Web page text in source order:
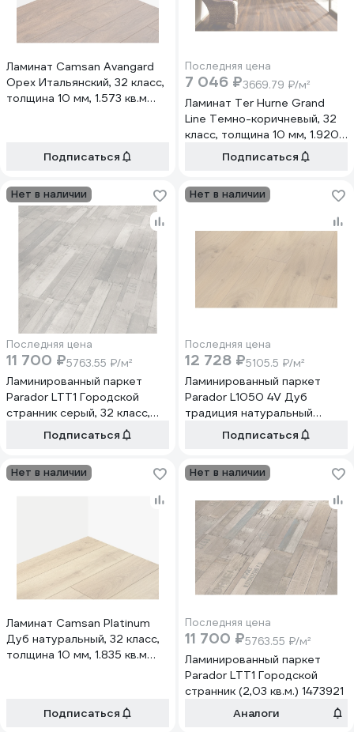
Ламинат Camsan Avangard
Орех Итальянский, 32 класс,
толщина 10 мм, 1.573 кв.м
Подписаться
Последняя цена
7 046 ₽3669.79 ₽/м²
Ламинат Ter Hurne Grand
Line Темно-коричневый, 32
класс, толщина 10 мм, 1.920
кв.м 1101020839
Подписаться
Нет в наличии
Последняя цена
11 700 ₽5763.55 ₽/м²
Ламинированный паркет
Parador LTT1 Городской
странник серый, 32 класс,
толщина 8 мм, 2.03 кв.м.
Подписаться
Нет в наличии
Последняя цена
12 728 ₽5105.5 ₽/м²
Ламинированный паркет
Parador L1050 4V Дуб
традиция натуральный
(2,493 кв.м.) 1601449
Подписаться
Нет в наличии
Ламинат Camsan Platinum
Дуб натуральный, 32 класс,
толщина 10 мм, 1.835 кв.м
Подписаться
Нет в наличии
Последняя цена
11 700 ₽5763.55 ₽/м²
Ламинированный паркет
Parador LTT1 Городской
странник (2,03 кв.м.) 1473921
Аналоги